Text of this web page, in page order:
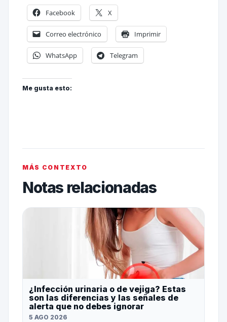
Facebook X
Correo electrónico Imprimir
WhatsApp Telegram
Me gusta esto:
MÁS CONTEXTO
Notas relacionadas
¿Infección urinaria o de vejiga? Estas
son las diferencias y las señales de
alerta que no debes ignorar
5 AGO 2026